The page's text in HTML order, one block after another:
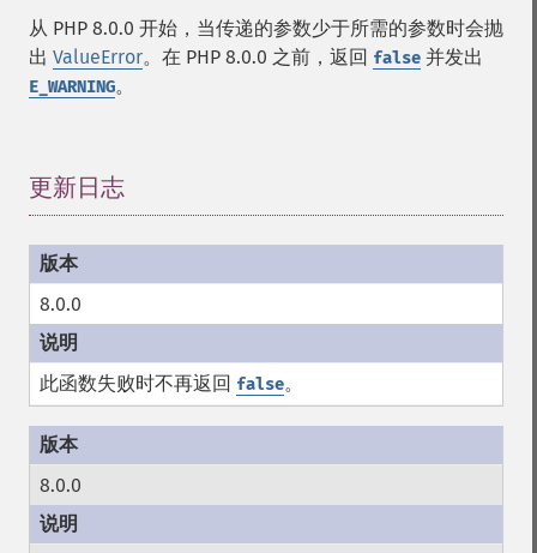
从 PHP 8.0.0 开始，当传递的参数少于所需的参数时会抛
出 ValueError。在 PHP 8.0.0 之前，返回 false 并发出
E_WARNING。
更新日志
8.0.0
此函数失败时不再返回 false。
8.0.0